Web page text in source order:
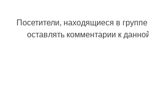
Посетители, находящиеся в группе
оставлять комментарии к